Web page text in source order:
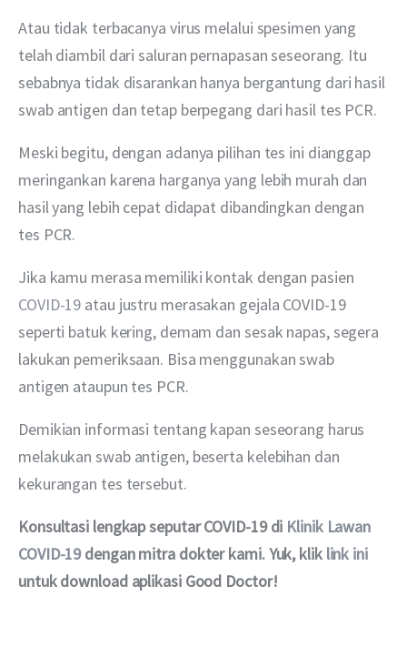
Atau tidak terbacanya virus melalui spesimen yang
telah diambil dari saluran pernapasan seseorang. Itu
sebabnya tidak disarankan hanya bergantung dari hasil
swab antigen dan tetap berpegang dari hasil tes PCR.
Meski begitu, dengan adanya pilihan tes ini dianggap
meringankan karena harganya yang lebih murah dan
hasil yang lebih cepat didapat dibandingkan dengan
tes PCR.
Jika kamu merasa memiliki kontak dengan pasien
COVID-19 atau justru merasakan gejala COVID-19
seperti batuk kering, demam dan sesak napas, segera
lakukan pemeriksaan. Bisa menggunakan swab
antigen ataupun tes PCR.
Demikian informasi tentang kapan seseorang harus
melakukan swab antigen, beserta kelebihan dan
kekurangan tes tersebut.
Konsultasi lengkap seputar COVID-19 di Klinik Lawan
COVID-19 dengan mitra dokter kami. Yuk, klik link ini
untuk download aplikasi Good Doctor!